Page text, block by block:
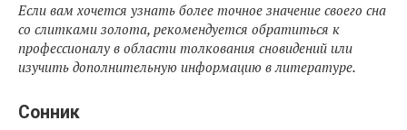
Если вам хочется узнать более точное значение своего сна
со слитками золота, рекомендуется обратиться к
профессионалу в области толкования сновидений или
изучить дополнительную информацию в литературе.
Сонник